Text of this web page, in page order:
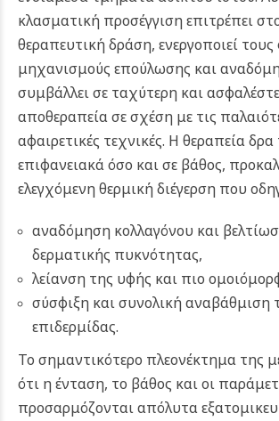
κλασματική προσέγγιση επιτρέπει
θεραπευτική δράση, ενεργοποιεί
μηχανισμούς επούλωσης και
συμβάλλει σε ταχύτερη και
αποθεραπεία σε σχέση με τις
αφαιρετικές τεχνικές. Η θεραπεία δρα
επιφανειακά όσο και σε βάθος,
ελεγχόμενη θερμική διέγερση που
αναδόμηση κολλαγόνου και
δερματικής πυκνότητας,
λείανση της υφής και πιο
σύσφιξη και συνολική αναβάθμιση
επιδερμίδας.
Το σημαντικότερο πλεονέκτημα της
ότι η ένταση, το βάθος και οι
προσαρμόζονται απόλυτα